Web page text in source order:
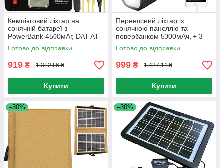
Кемпінговий ліхтар на
сонячній батареї з
PowerBank 4500мАг, DAT AT-
118 + 3 лампи /
Освітлювальна станція
Готово до відправки
919 ₴ 1 312,86 ₴
Купити
Переносний ліхтар із
сонячною панеллю та
повербанком 5000мАч, + 3
лампи, BL-80172 / Сонячна
зарядна станція
Готово до відправки
999 ₴ 1 427,14 ₴
Купити
–30% –30%